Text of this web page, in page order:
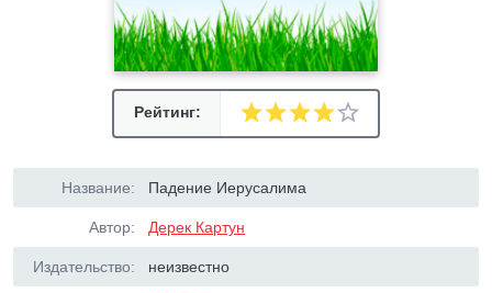
Рейтинг:
Название: Падение Иерусалима
Автор: Дерек Картун
Издательство: неизвестно